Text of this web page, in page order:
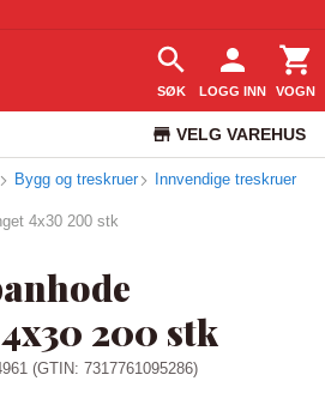
SØK LOGG INN VOGN
VELG VAREHUS
KUNDESERVICE
Bygg og treskruer Innvendige treskruer
4x30 200 stk
200 stk
(GTIN: 7317761095286)